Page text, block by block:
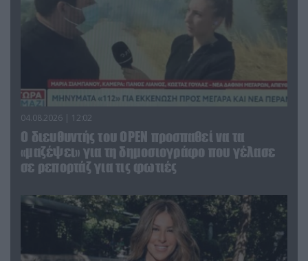
04.08.2026 | 12:02
O διευθυντής του OPEN προσπαθεί να τα
«μαζέψει» για τη δημοσιογράφο που γέλασε
σε ρεπορτάζ για τις φωτιές